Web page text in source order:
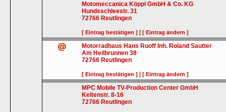
Motomeccanica Köppl GmbH & Co. KG
Hundsschleestr. 31
72766 Reutlingen
[ Eintrag bestätigen ] |[ Eintrag ändern ]
Motorradhaus Hans Ruoff Inh. Roland Sautter
Am Heilbrunnen 38
72766 Reutlingen
[ Eintrag bestätigen ] |[ Eintrag ändern ]
MPC Mobile TV-Production Center GmbH
Keltenstr. 8-16
72766 Reutlingen